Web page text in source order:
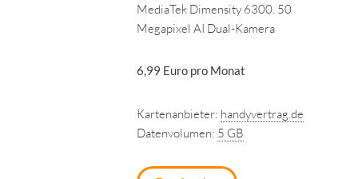
MediaTek Dimensity 6300. 50
Megapixel AI Dual-Kamera
6,99 Euro pro Monat
Kartenanbieter: handyvertrag.de
Datenvolumen: 5 GB